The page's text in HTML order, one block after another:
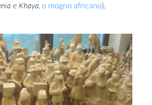
e Khaya, o mogno africano).